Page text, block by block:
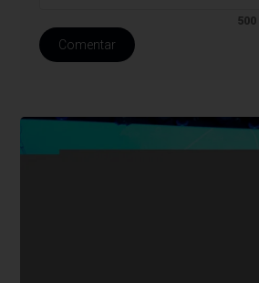
500
Comentar